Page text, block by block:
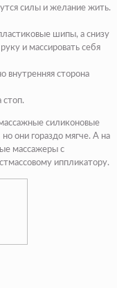
силы и желание жить.
шипы, а снизу
и массировать себя
внутренняя сторона
стоп.
силиконовые
они гораздо мягче. А на
массажеры с
иппликатору.